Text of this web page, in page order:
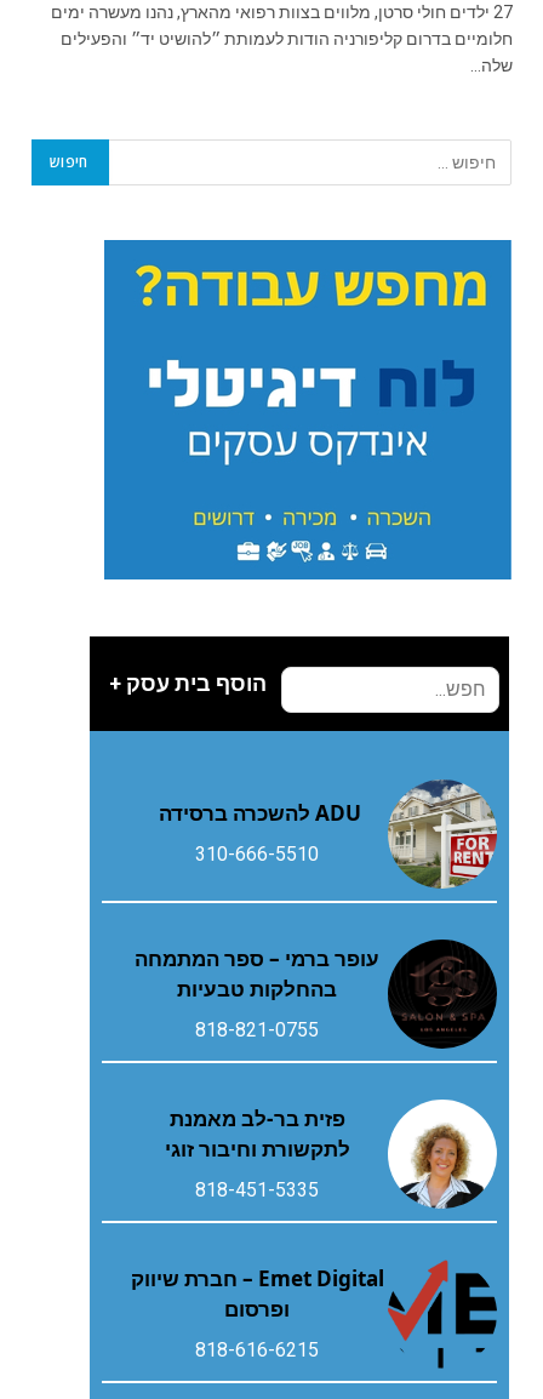
‪ 27‬ילדים חולי סרטן‪ ,‬מלווים בצוות רפואי מהארץ‪ ,‬נהנו מעשרה ימים
חלומיים‬ ‫בדרום קליפורניה הודות לעמותת ״להושיט יד״ והפעילים
שלה…
הוסף בית עסק +
ADU להשכרה ברסידה
310-666-5510
עופר ברמי – ספר המתמחה
בהחלקות טבעיות
818-821-0755
פזית בר-לב מאמנת
לתקשורת וחיבור זוגי
818-451-5335
Emet Digital – חברת שיווק
ופרסום
818-616-6215